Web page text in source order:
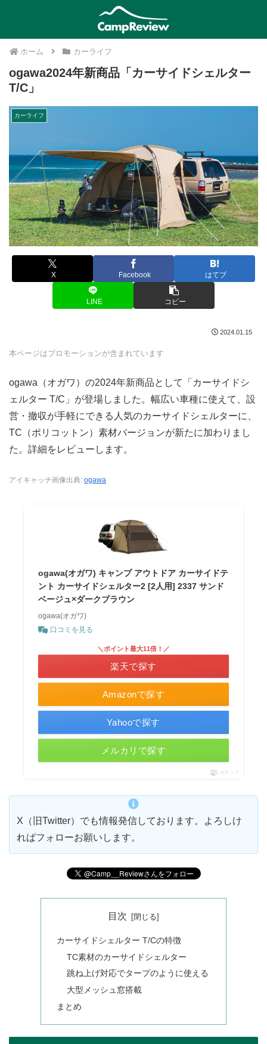
ホーム カーライフ
ogawa2024年新商品「カーサイドシェルター
T/C」
カーライフ
X Facebook はてブ
LINE コピー
2024.01.15
本ページはプロモーションが含まれています
ogawa（オガワ）の2024年新商品として「カーサイドシ
ェルター T/C」が登場しました。幅広い車種に使えて、設
営・撤収が手軽にできる人気のカーサイドシェルターに、
TC（ポリコットン）素材バージョンが新たに加わりまし
た。詳細をレビューします。
アイキャッチ画像出典: ogawa
ogawa(オガワ) キャンプ アウトドア カーサイドテ
ント カーサイドシェルター2 [2人用] 2337 サンド
ベージュ×ダークブラウン
ogawa(オガワ)
口コミを見る
Amazonで探す
＼ポイント最大11倍！／
楽天で探す
Yahooで探す
メルカリで探す
ポチップ
X（旧Twitter）でも情報発信しております。よろしけ
ればフォローお願いします。
目次
カーサイドシェルター T/Cの特徴
TC素材のカーサイドシェルター
跳ね上げ対応でタープのように使える
大型メッシュ窓搭載
まとめ